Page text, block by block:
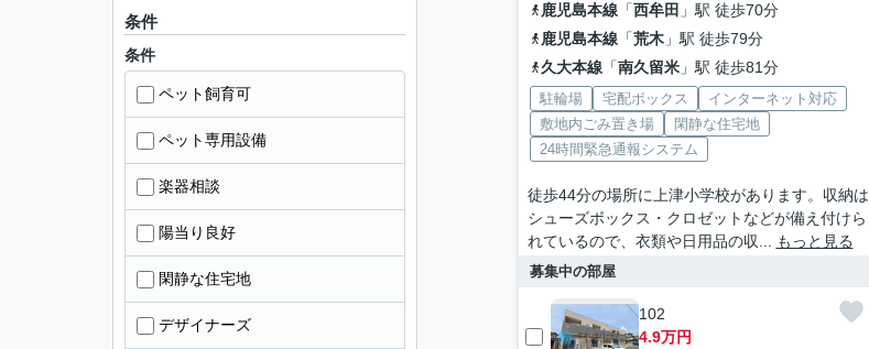
鹿児島本線「西牟田 」駅 徒歩70分
鹿児島本線「荒木」駅 徒歩79分
久大本線「南久留米」駅 徒歩81分
駐輪場 宅配ボックス
インターネット対応
敷地内ごみ置き場
閑静な住宅地
24時間緊急通報システム
徒歩44分の場所に上津小学校があります。収納は
シューズボックス・クロゼットなどが備え付けら
れているので、衣類や日用品の収...
もっと見る
募集中の部屋
102
4.9万円
条件
条件
ペット飼育可
ペット専用設備
楽器相談
陽当り良好
閑静な住宅地
デザイナーズ